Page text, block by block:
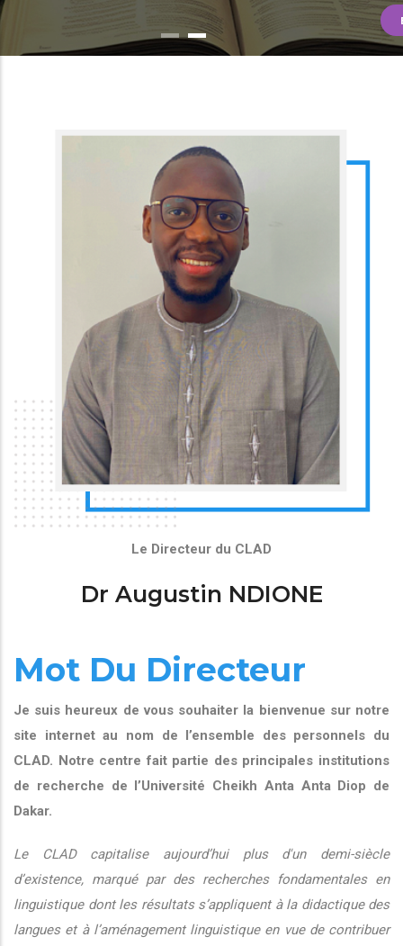
Le Directeur du CLAD
Dr Augustin NDIONE
Mot Du Directeur
Je suis heureux de vous souhaiter la bienvenue sur notre
site internet au nom de l’ensemble des personnels du
CLAD. Notre centre fait partie des principales institutions
de recherche de l’Université Cheikh Anta Anta Diop de
Dakar.
Le CLAD capitalise aujourd’hui plus d'un demi-siècle
d’existence, marqué par des recherches fondamentales en
linguistique dont les résultats s’appliquent à la didactique des
langues et à l’aménagement linguistique en vue de contribuer